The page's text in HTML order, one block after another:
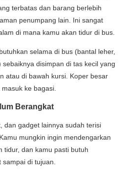
terbatas dan barang berlebih
penumpang lain. Ini sangat
di mana kamu akan tidur di bus.
selama di bus (bantal leher,
disimpan di tas kecil yang
atau di bawah kursi. Koper besar
ke bagasi.
Berangkat
dan gadget lainnya sudah terisi
mungkin ingin mendengarkan
tidur, dan kamu pasti butuh
di tujuan.